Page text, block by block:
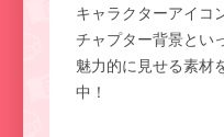
キャラクターアイコ
チャプター背景とい
魅力的に見せる素材
中！